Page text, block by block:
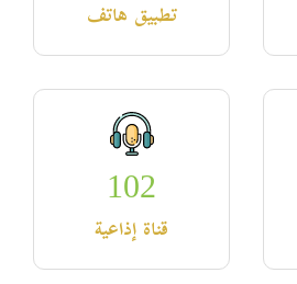
تطبيق هاتف
102
قناة إذاعية